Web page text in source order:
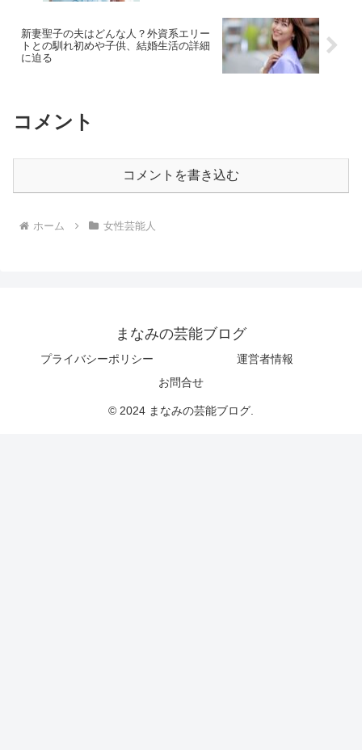
新妻聖子の夫はどんな人？外資系エリー
トとの馴れ初めや子供、結婚生活の詳細
に迫る
コメント
コメントを書き込む
ホーム 女性芸能人
まなみの芸能ブログ
プライバシーポリシー
運営者情報
お問合せ
© 2024 まなみの芸能ブログ.